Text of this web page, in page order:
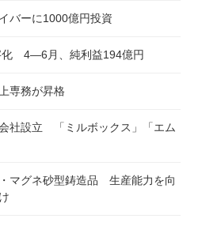
バーに1000億円投資
化 4―6月、純利益194億円
専務が昇格
社設立 「ミルボックス」「エム
マグネ砂型鋳造品 生産能力を向